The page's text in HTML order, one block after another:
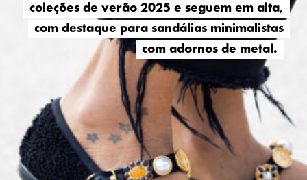
coleções de verão 2025 e seguem em alta,
com destaque para sandálias minimalistas
com adornos de metal.
coleções de verão 2025 e seguem em alta,
com destaque para sandálias minimalistas
com adornos de metal.